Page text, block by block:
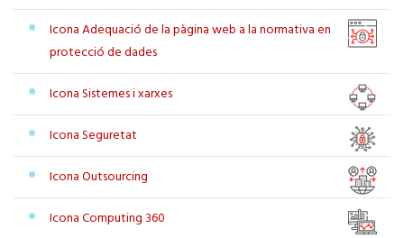
Icona Adequació de la pàgina web a la normativa en
protecció de dades
Icona Sistemes i xarxes
Icona Seguretat
Icona Outsourcing
Icona Computing 360